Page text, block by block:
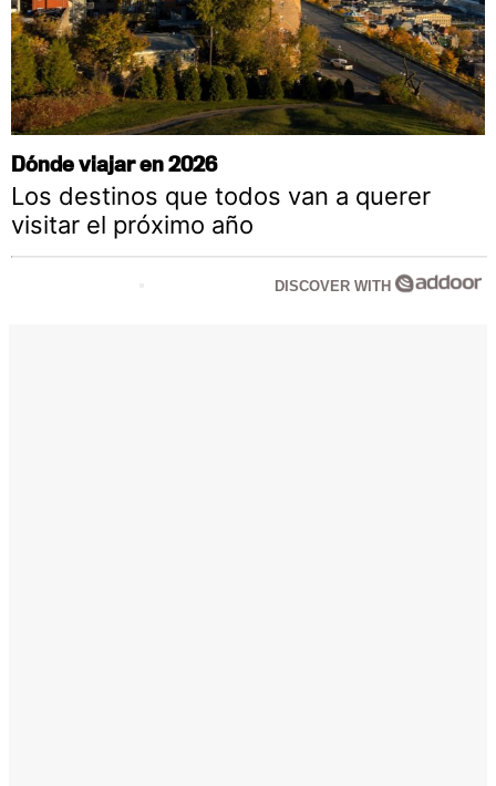
Dónde viajar en 2026
Los destinos que todos van a querer
visitar el próximo año
DISCOVER WITH